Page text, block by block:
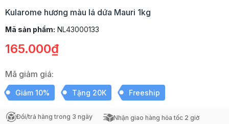
Kularome hương màu lá dứa Mauri 1kg
Mã sản phẩm: NL43000133
165.000₫
Mã giảm giá:
Giảm 10% Tặng 20K Freeship
Đổi/trả hàng trong 3 ngày Nhận giao hàng hỏa tốc 2 giờ